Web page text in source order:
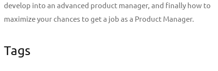
develop into an advanced product manager, and finally how to
maximize your chances to get a job as a Product Manager.
Tags